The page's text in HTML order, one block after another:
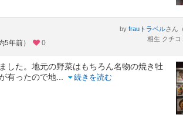
年前） 0
by frauトラベルさん
相生 クチコ
した。地元の野菜はもちろん名物の焼き牡
有ったので地
続きを読む